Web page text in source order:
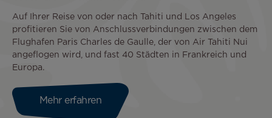
Auf Ihrer Reise von oder nach Tahiti und Los Angeles
profitieren Sie von Anschlussverbindungen zwischen dem
Flughafen Paris Charles de Gaulle, der von Air Tahiti Nui
angeflogen wird, und fast 40 Städten in Frankreich und
Europa.
Mehr erfahren